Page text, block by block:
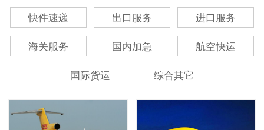
快件速递 出口服务 进口服务
海关服务 国内加急 航空快运
国际货运 综合其它